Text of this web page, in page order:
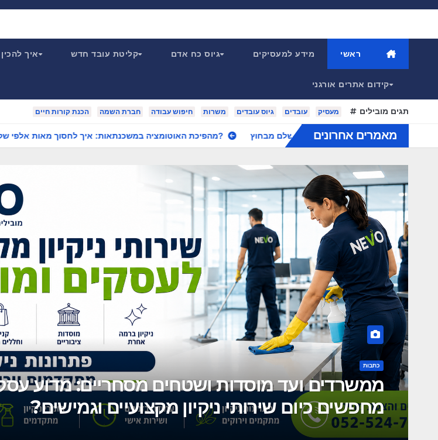
Skip
ראשי מידע למעסיקים גיוס כח אדם קליטת עובד חדש איך
קידום אתרים אורגני
תגים מובילים מעסיק עובדים גיוס עובדים משרות חיפוש עבודה חברת השמה הכנת קורות חיים
מאמרים אחרונים מהפיכת האוטומציה במשכנתאות: איך לחסוך מאות אלפי שקלים בלחיצת כפתור?
מאמרים
המונדיאל מגיע למשרד: למה כל מעסיק חייב
לשיבושים הקרובים